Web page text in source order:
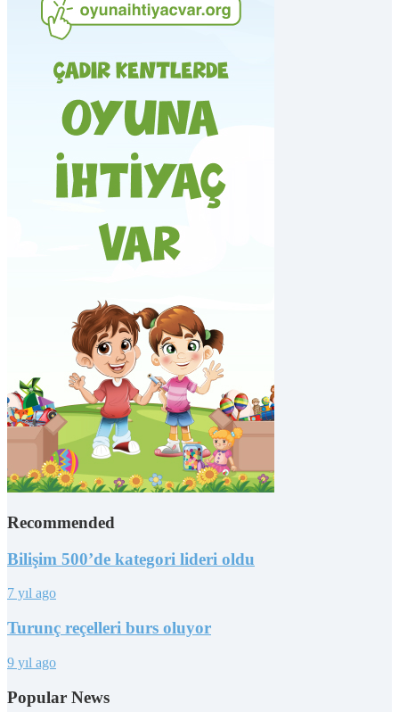
Recommended
Bilişim 500’de kategori lideri oldu
7 yıl ago
Turunç reçelleri burs oluyor
9 yıl ago
Popular News